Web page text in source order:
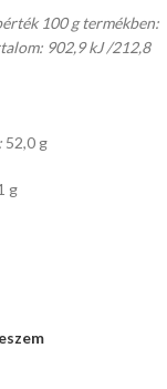
100 g termékben:
902,9 kJ /212,8
52,0 g
g